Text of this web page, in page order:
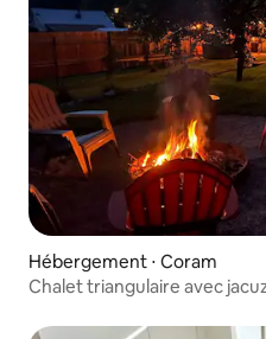
Hébergement ⋅ Coram
Chalet triangulaire avec